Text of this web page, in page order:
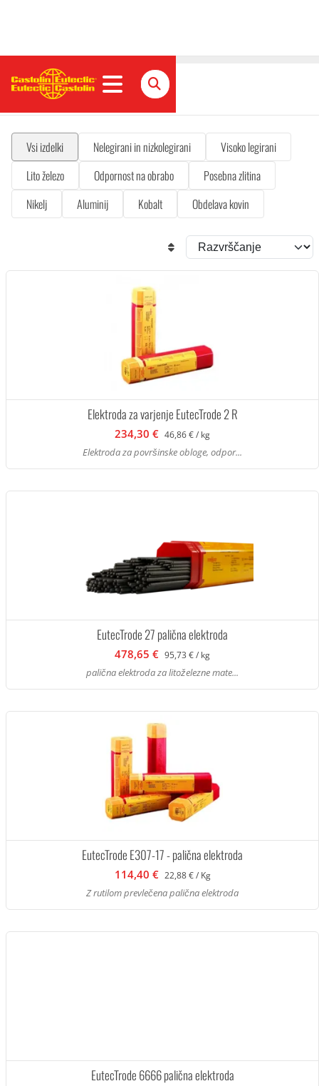
Prilepite elektrode
Vsi izdelki Nelegirani in nizkolegirani
Visoko legirani
Lito železo
Odpornost na obrabo
Posebna zlitina
Nikelj
Aluminij Kobalt Obdelava kovin
Elektroda za varjenje EutecTrode 2 R
234,30 € 46,86 € / kg
Elektroda za površinske obloge, odpor...
EutecTrode 27 palična elektroda
478,65 € 95,73 € / kg
palična elektroda za litoželezne mate...
EutecTrode E307-17 - palična elektroda
114,40 € 22,88 € / Kg
Z rutilom prevlečena palična elektroda
EutecTrode 6666 palična elektroda